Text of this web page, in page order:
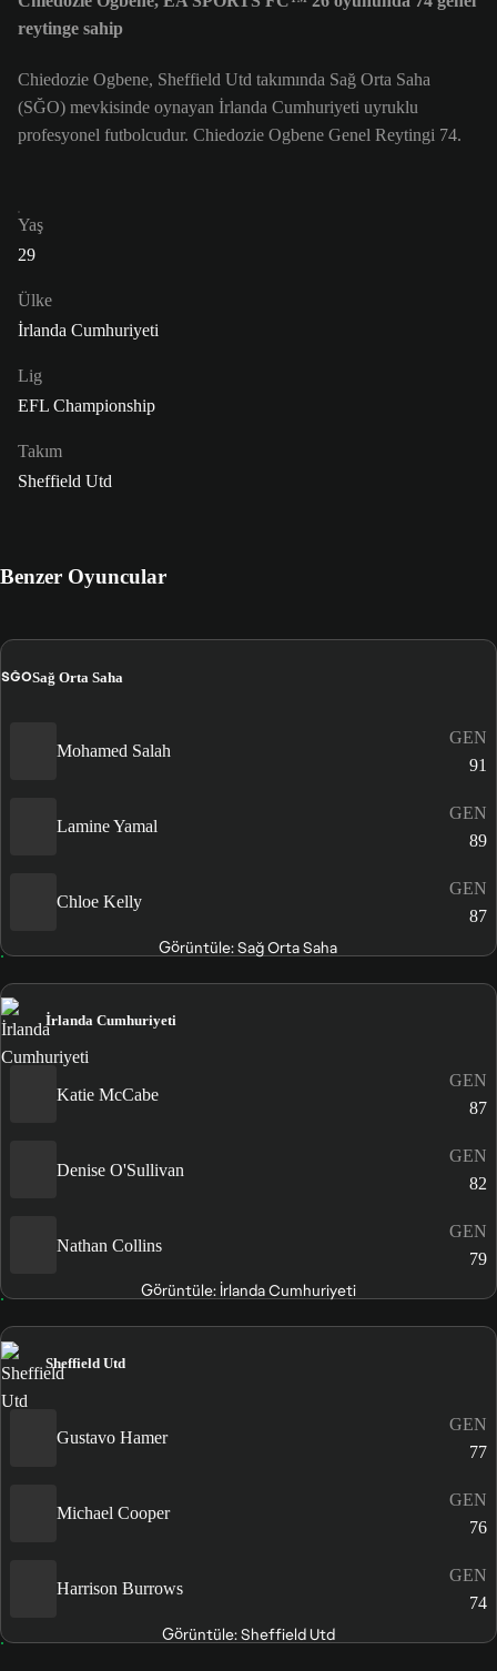
reytinge sahip
Chiedozie Ogbene, Sheffield Utd takımında Sağ Orta Saha
(SĞO) mevkisinde oynayan İrlanda Cumhuriyeti uyruklu
profesyonel futbolcudur. Chiedozie Ogbene Genel Reytingi 74.
Yaş
29
Ülke
İrlanda Cumhuriyeti
Lig
EFL Championship
Takım
Sheffield Utd
Benzer Oyuncular
SĞOSağ Orta Saha
Mohamed Salah
GEN
91
Lamine Yamal
GEN
89
Chloe Kelly
GEN
87
Görüntüle: Sağ Orta Saha
İrlanda Cumhuriyeti
Katie McCabe
GEN
87
Denise O'Sullivan
GEN
82
Nathan Collins
GEN
79
Görüntüle: İrlanda Cumhuriyeti
Sheffield Utd
Gustavo Hamer
GEN
77
Michael Cooper
GEN
76
Harrison Burrows
GEN
74
Görüntüle: Sheffield Utd